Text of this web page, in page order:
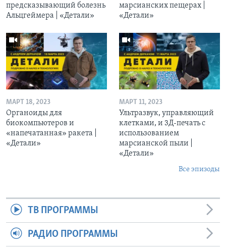
предсказывающий болезнь
Альцгеймера | «Детали»
марсианских пещерах |
«Детали»
МАРТ 18, 2023
Органоиды для
биокомпьютеров и
«напечатанная» ракета |
«Детали»
МАРТ 11, 2023
Ультразвук, управляющий
клетками, и 3Д-печать c
использованием
марсианской пыли |
«Детали»
Все эпизоды
ТВ ПРОГРАММЫ
РАДИО ПРОГРАММЫ